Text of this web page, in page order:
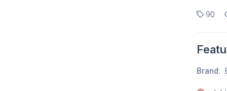
90
Brand: